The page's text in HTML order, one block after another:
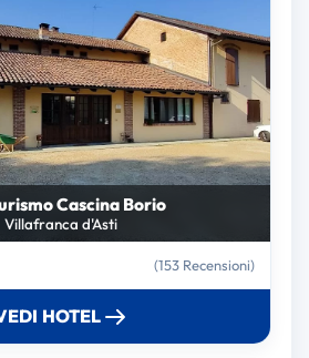
Cascina Borio
Villafranca d'Asti
(153 Recensioni)
HOTEL